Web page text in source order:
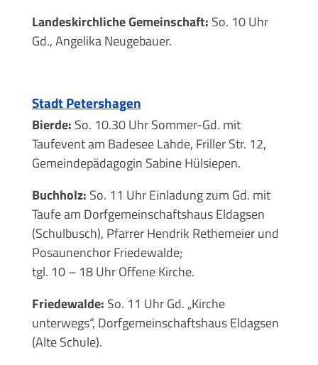
Landeskirchliche Gemeinschaft: So. 10 Uhr
Gd., Angelika Neugebauer.
Stadt Petershagen
Bierde: So. 10.30 Uhr Sommer-Gd. mit
Taufevent am Badesee Lahde, Friller Str. 12,
Gemeindepädagogin Sabine Hülsiepen.
Buchholz: So. 11 Uhr Einladung zum Gd. mit
Taufe am Dorfgemeinschaftshaus Eldagsen
(Schulbusch), Pfarrer Hendrik Rethemeier und
Posaunenchor Friedewalde;
tgl. 10 – 18 Uhr Offene Kirche.
Friedewalde: So. 11 Uhr Gd. „Kirche
unterwegs“, Dorfgemeinschaftshaus Eldagsen
(Alte Schule).